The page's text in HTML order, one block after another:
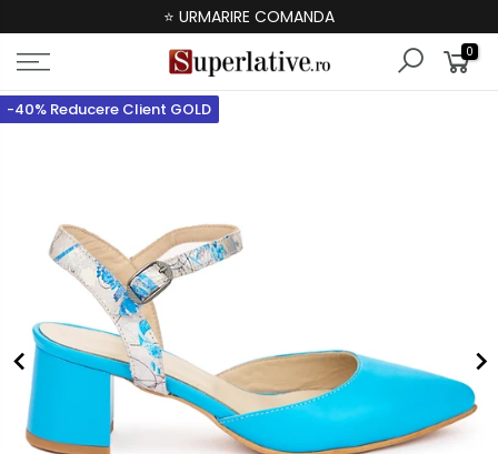
⭐ URMARIRE COMANDA
0
-40% Reducere Client GOLD